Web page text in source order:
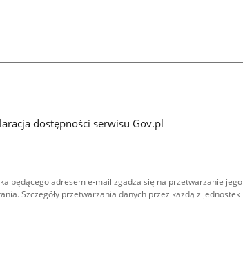
dostępności serwisu Gov.pl
będącego adresem e-mail zgadza się na przetwarzanie jego
Szczegóły przetwarzania danych przez każdą z jednostek